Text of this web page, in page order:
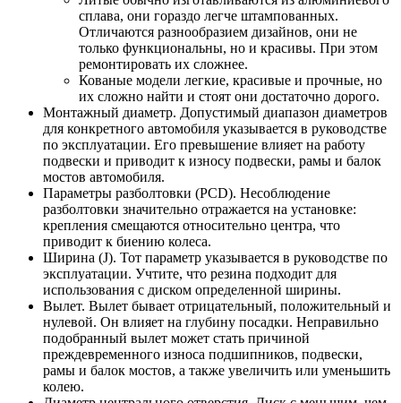
сплава, они гораздо легче штампованных.
Отличаются разнообразием дизайнов, они не
только функциональны, но и красивы. При этом
ремонтировать их сложнее.
Кованые модели легкие, красивые и прочные, но
их сложно найти и стоят они достаточно дорого.
Монтажный диаметр. Допустимый диапазон диаметров
для конкретного автомобиля указывается в руководстве
по эксплуатации. Его превышение влияет на работу
подвески и приводит к износу подвески, рамы и балок
мостов автомобиля.
Параметры разболтовки (PCD). Несоблюдение
разболтовки значительно отражается на установке:
крепления смещаются относительно центра, что
приводит к биению колеса.
Ширина (J). Тот параметр указывается в руководстве по
эксплуатации. Учтите, что резина подходит для
использования с диском определенной ширины.
Вылет. Вылет бывает отрицательный, положительный и
нулевой. Он влияет на глубину посадки. Неправильно
подобранный вылет может стать причиной
преждевременного износа подшипников, подвески,
рамы и балок мостов, а также увеличить или уменьшить
колею.